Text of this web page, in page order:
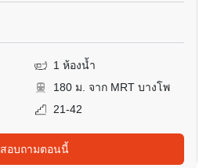
1 ห้องน้ำ
180 ม. จาก MRT บางโพ
21-42
สอบถามตอนนี้